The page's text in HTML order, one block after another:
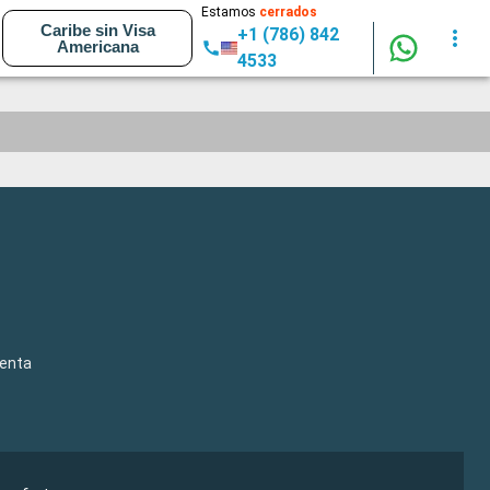
Caribe sin Visa
Americana
Estamos cerrados
+1 (786) 842
4533